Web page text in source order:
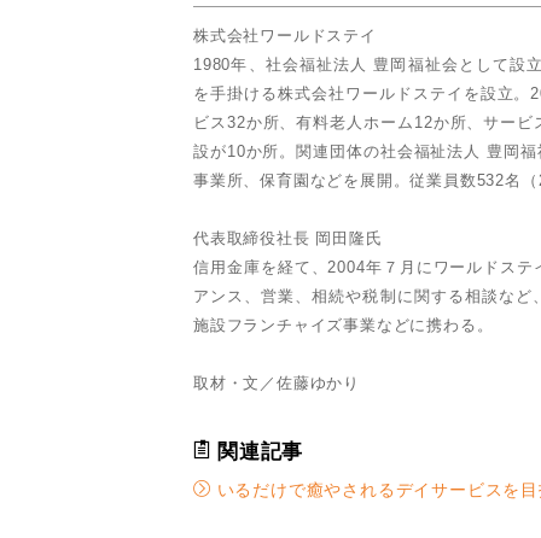
株式会社ワールドステイ
1980年、社会福祉法人 豊岡福祉会として設
を手掛ける株式会社ワールドステイを設立
ビス32か所、有料老人ホーム12か所、サー
設が10か所。関連団体の社会福祉法人 豊岡
事業所、保育園などを展開。従業員数532名
代表取締役社長 岡田隆氏
信用金庫を経て、2004年７月にワールドス
アンス、営業、相続や税制に関する相談な
施設フランチャイズ事業などに携わる。
取材・文／佐藤ゆかり
関連記事
いるだけで癒やされるデイサービスを